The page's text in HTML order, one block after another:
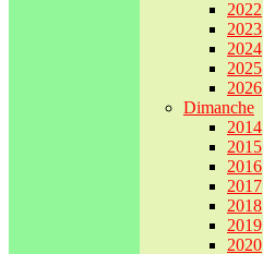
2022
2023
2024
2025
2026
Dimanche
2014
2015
2016
2017
2018
2019
2020